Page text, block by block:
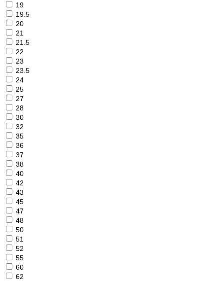
19
19.5
20
21
21.5
22
23
23.5
24
25
27
28
30
32
35
36
37
38
40
42
43
45
47
48
50
51
52
55
60
62